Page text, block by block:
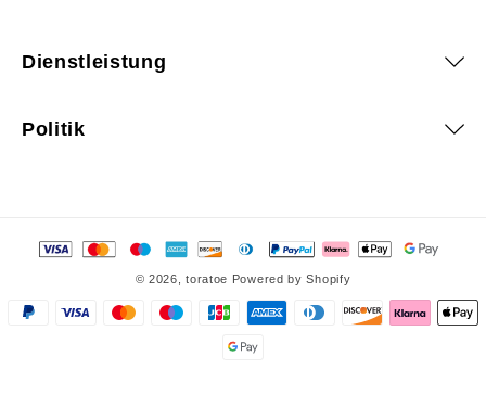
Dienstleistung
Politik
Zahlungsmethoden
© 2026,toratoe Powered by Shopify